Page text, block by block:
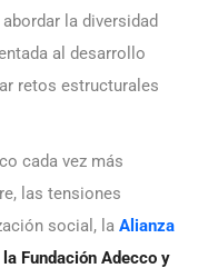
la diversidad
al desarrollo
retos estructurales
cada vez más
las tensiones
social, la Alianza
Fundación Adecco y